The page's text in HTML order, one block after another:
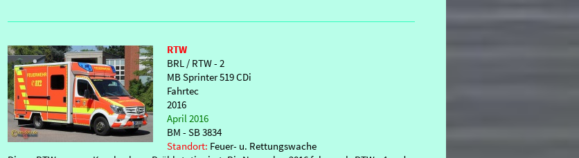
RTW
BRL / RTW - 2
MB Sprinter 519 CDi
Fahrtec
2016
April 2016
BM - SB 3834
Standort: Feuer- u. Rettungswache